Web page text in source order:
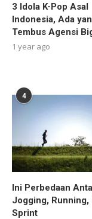
3 Idola K-Pop Asal
Indonesia, Ada
Tembus Agensi
1 year ago
4
Ini Perbedaan
Jogging, Running,
Sprint